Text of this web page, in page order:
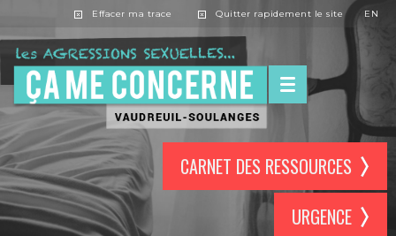
Quitter rapidement le site
Effacer ma trace EN
CARNET DES RESSOURCES
URGENCE